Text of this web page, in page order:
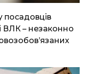
ВЛК – незаконно